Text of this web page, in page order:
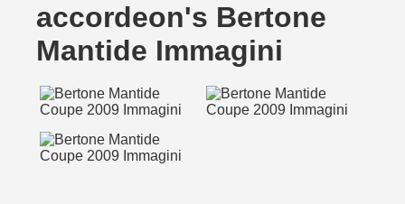
accordeon's Bertone
Mantide Immagini